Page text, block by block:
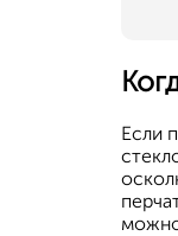
Если